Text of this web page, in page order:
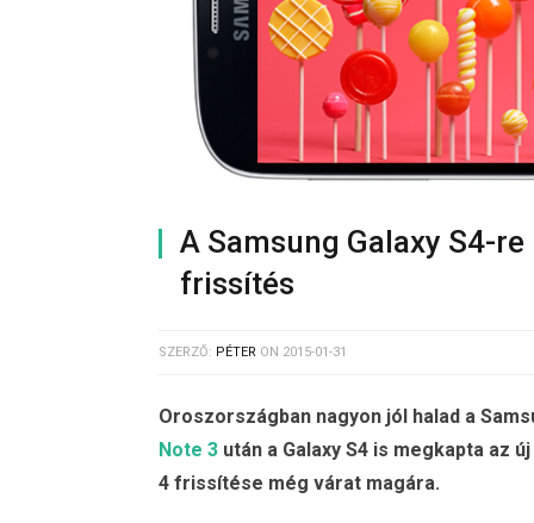
A Samsung Galaxy S4-
frissítés
SZERZŐ: PÉTER ON 2015-01-31
Oroszországban nagyon jól halad a
Note 3 után a Galaxy S4 is megkapta az
4 frissítése még várat magára.